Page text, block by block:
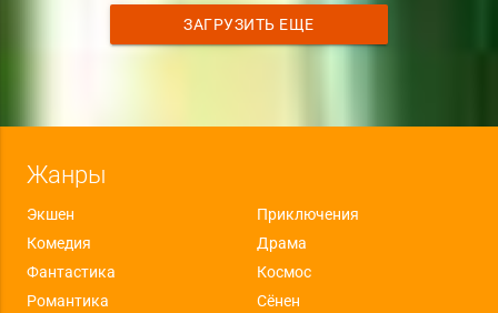
ЗАГРУЗИТЬ ЕЩЕ
Жанры
Экшен
Приключения
Комедия
Драма
Фантастика
Космос
Романтика
Сёнен